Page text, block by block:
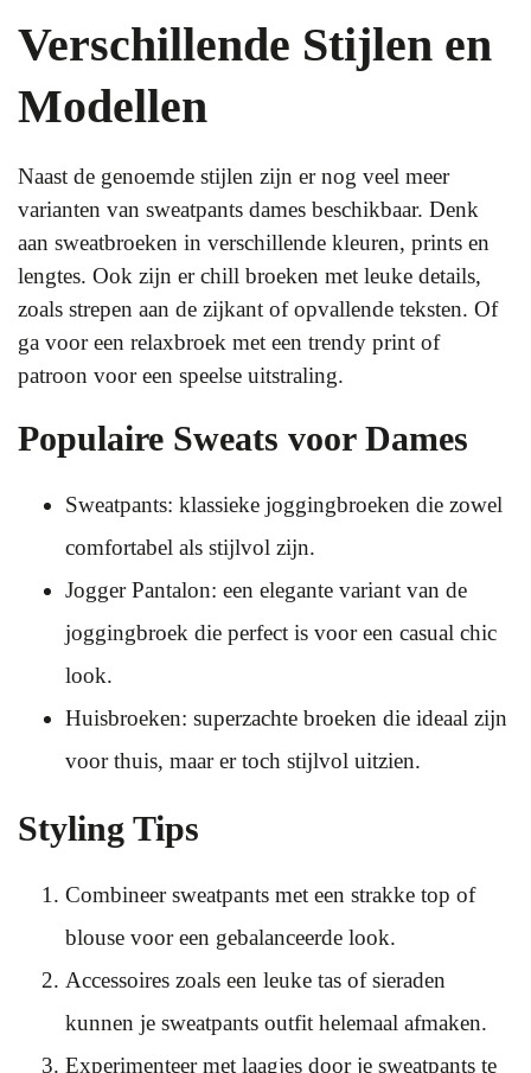
Verschillende Stijlen en
Modellen
Naast de genoemde stijlen zijn er nog veel meer
varianten van sweatpants dames beschikbaar. Denk
aan sweatbroeken in verschillende kleuren, prints en
lengtes. Ook zijn er chill broeken met leuke details,
zoals strepen aan de zijkant of opvallende teksten. Of
ga voor een relaxbroek met een trendy print of
patroon voor een speelse uitstraling.
Populaire Sweats voor Dames
Sweatpants: klassieke joggingbroeken die zowel
comfortabel als stijlvol zijn.
Jogger Pantalon: een elegante variant van de
joggingbroek die perfect is voor een casual chic
look.
Huisbroeken: superzachte broeken die ideaal zijn
voor thuis, maar er toch stijlvol uitzien.
Styling Tips
Combineer sweatpants met een strakke top of
blouse voor een gebalanceerde look.
Accessoires zoals een leuke tas of sieraden
kunnen je sweatpants outfit helemaal afmaken.
Experimenteer met laagjes door je sweatpants te